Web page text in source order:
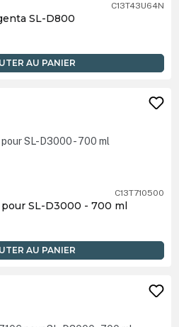
C13T43U64N
SL-D800
AU PANIER
C13T710500
SL-D3000 - 700 ml
AU PANIER